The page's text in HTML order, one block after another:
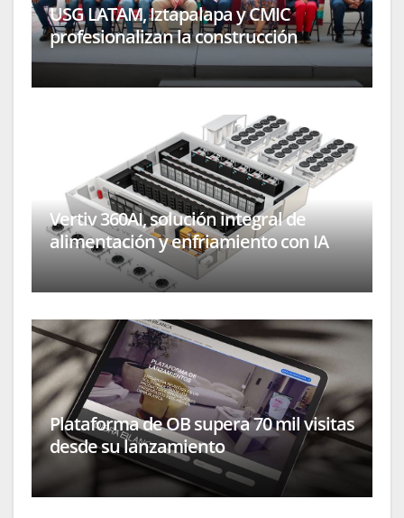
USG LATAM, Iztapalapa y CMIC
profesionalizan la construcción
Vertiv 360AI, solución integral de
alimentación y enfriamiento con IA
Plataforma de OB supera 70 mil visitas
desde su lanzamiento